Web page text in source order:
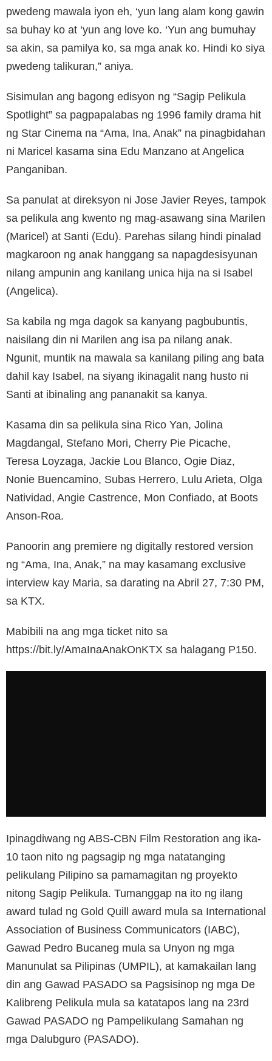
pwedeng mawala iyon eh, ‘yun lang alam kong gawin
sa buhay ko at ‘yun ang love ko. ‘Yun ang bumuhay
sa akin, sa pamilya ko, sa mga anak ko. Hindi ko siya
pwedeng talikuran,” aniya.
Sisimulan ang bagong edisyon ng “Sagip Pelikula
Spotlight” sa pagpapalabas ng 1996 family drama hit
ng Star Cinema na “Ama, Ina, Anak” na pinagbidahan
ni Maricel kasama sina Edu Manzano at Angelica
Panganiban.
Sa panulat at direksyon ni Jose Javier Reyes, tampok
sa pelikula ang kwento ng mag-asawang sina Marilen
(Maricel) at Santi (Edu). Parehas silang hindi pinalad
magkaroon ng anak hanggang sa napagdesisyunan
nilang ampunin ang kanilang unica hija na si Isabel
(Angelica).
Sa kabila ng mga dagok sa kanyang pagbubuntis,
naisilang din ni Marilen ang isa pa nilang anak.
Ngunit, muntik na mawala sa kanilang piling ang bata
dahil kay Isabel, na siyang ikinagalit nang husto ni
Santi at ibinaling ang pananakit sa kanya.
Kasama din sa pelikula sina Rico Yan, Jolina
Magdangal, Stefano Mori, Cherry Pie Picache,
Teresa Loyzaga, Jackie Lou Blanco, Ogie Diaz,
Nonie Buencamino, Subas Herrero, Lulu Arieta, Olga
Natividad, Angie Castrence, Mon Confiado, at Boots
Anson-Roa.
Panoorin ang premiere ng digitally restored version
ng “Ama, Ina, Anak,” na may kasamang exclusive
interview kay Maria, sa darating na Abril 27, 7:30 PM,
sa KTX.
Mabibili na ang mga ticket nito sa
https://bit.ly/AmaInaAnakOnKTX sa halagang P150.
Ipinagdiwang ng ABS-CBN Film Restoration ang ika-
10 taon nito ng pagsagip ng mga natatanging
pelikulang Pilipino sa pamamagitan ng proyekto
nitong Sagip Pelikula. Tumanggap na ito ng ilang
award tulad ng Gold Quill award mula sa International
Association of Business Communicators (IABC),
Gawad Pedro Bucaneg mula sa Unyon ng mga
Manunulat sa Pilipinas (UMPIL), at kamakailan lang
din ang Gawad PASADO sa Pagsisinop ng mga De
Kalibreng Pelikula mula sa katatapos lang na 23rd
Gawad PASADO ng Pampelikulang Samahan ng
mga Dalubguro (PASADO).